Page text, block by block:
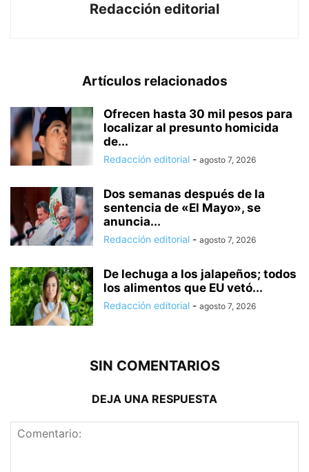
Redacción editorial
Artículos relacionados
Ofrecen hasta 30 mil pesos para
localizar al presunto homicida
de...
Redacción editorial - agosto 7, 2026
Dos semanas después de la
sentencia de «El Mayo», se
anuncia...
Redacción editorial - agosto 7, 2026
De lechuga a los jalapeños; todos
los alimentos que EU vetó...
Redacción editorial - agosto 7, 2026
SIN COMENTARIOS
DEJA UNA RESPUESTA